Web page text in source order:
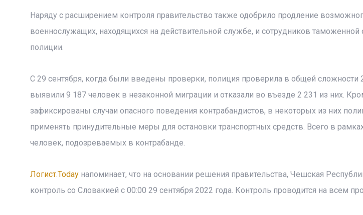
Наряду с расширением контроля правительство также одобрило продление
военнослужащих, находящихся на действительной службе, и сотрудников
полиции.
С 29 сентября, когда были введены проверки, полиция проверила в общей сложности
выявили 9 187 человек в незаконной миграции и отказали во въезде 2 231 из них.
зафиксированы случаи опасного поведения контрабандистов, в некоторых из них
применять принудительные меры для остановки транспортных средств. Всего в
человек, подозреваемых в контрабанде.
Логист.Todayнапоминает, что на основании решения правительства, Чешская
контроль со Словакией с 00:00 29 сентября 2022 года. Контроль проводится на всем